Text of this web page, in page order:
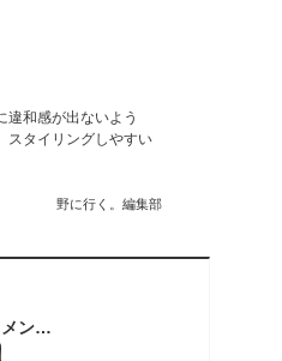
違和感が出ないよう
スタイリングしやすい
野に行く。編集部
【楽天1位★獲得】ウィッグ 男性 男装 コスプレ かつら メンズ ショート 自然 リアル カツラ フルウィッグ ミディショート レディース 鬘 黒 茶 ブラック ブラウン アッシュグレー ホワイト ウィッグネット付き【全国送料無料】